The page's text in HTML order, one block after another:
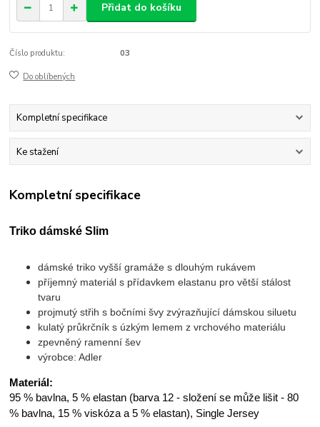
Přidat do košíku
Číslo produktu: 03
Do oblíbených
Kompletní specifikace
Ke stažení
Kompletní specifikace
Triko dámské Slim
dámské triko vyšší gramáže s dlouhým rukávem
příjemný materiál s přídavkem elastanu pro větší stálost
tvaru
projmutý střih s bočními švy zvýrazňující dámskou siluetu
kulatý průkrčník s úzkým lemem z vrchového materiálu
zpevněný ramenní šev
výrobce: Adler
Materiál:
95 % bavlna, 5 % elastan (barva 12 - složení se může lišit - 80
% bavlna, 15 % viskóza a 5 % elastan), Single Jersey